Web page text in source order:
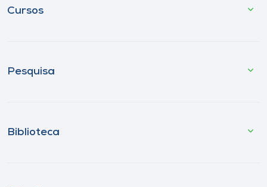
Cursos
Pesquisa
Biblioteca